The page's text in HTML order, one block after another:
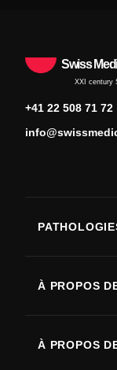
Swiss
XXI century
+41 22 508 71 72
Maladie de
À PROPOS
À PROPOS